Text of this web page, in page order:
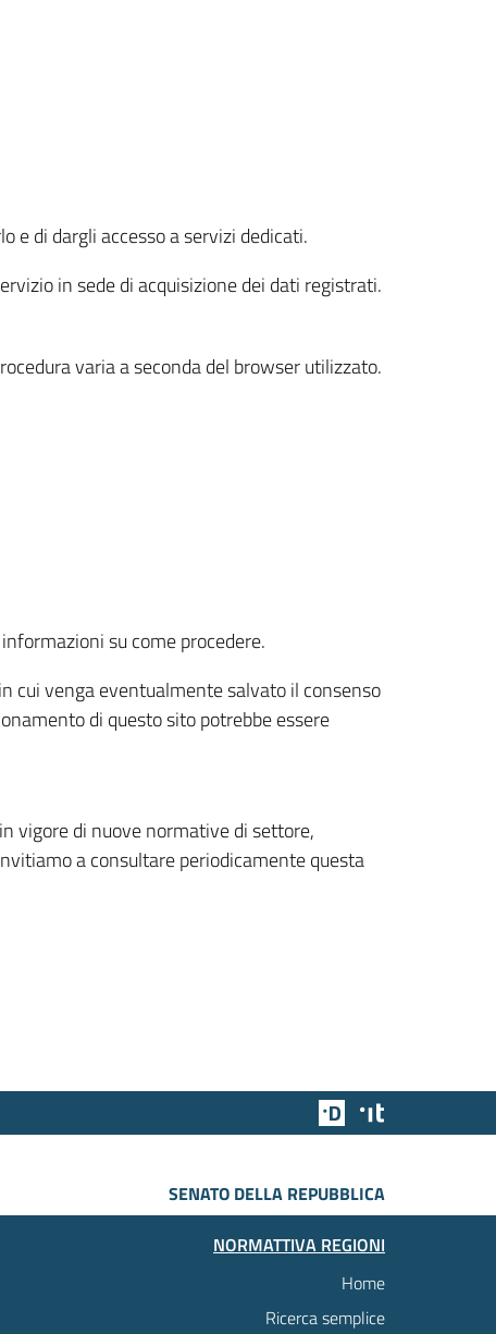
e di dargli accesso a servizi dedicati.
in sede di acquisizione dei dati registrati.
varia a seconda del browser utilizzato.
su come procedere.
cui venga eventualmente salvato il consenso
di questo sito potrebbe essere
vigore di nuove normative di settore,
a consultare periodicamente questa
Team Digitale
SENATO DELLA REPUBBLICA
NORMATTIVA REGIONI
Home
Ricerca semplice